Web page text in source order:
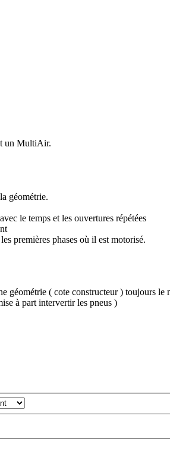
un MultiAir.
géométrie.
le temps et les ouvertures répétées
premières phases où il est motorisé.
géométrie ( cote constructeur ) toujours le
à part intervertir les pneus )